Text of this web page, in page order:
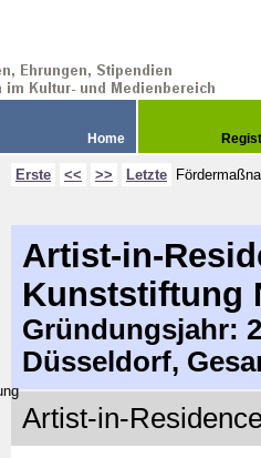
Home
Erste << >> Letzte
Artist-in-
Kunststiftung
Gründungsjahr:
Düsseldorf,
Artist-in-